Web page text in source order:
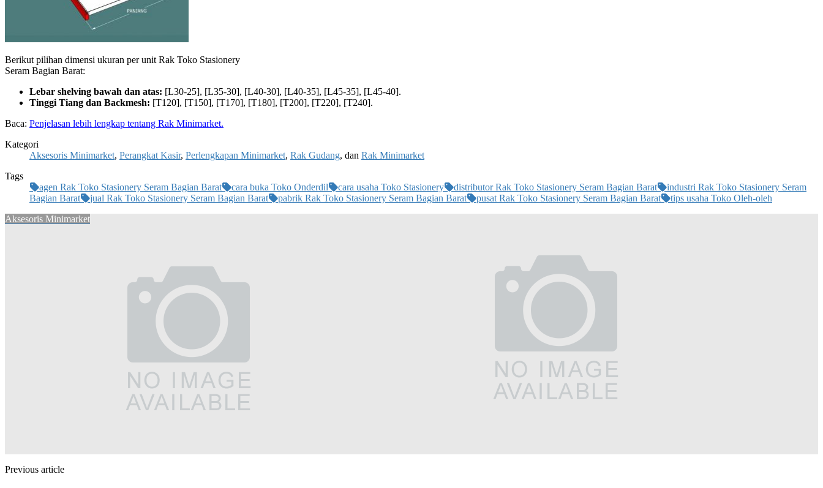
Berikut pilihan dimensi ukuran per unit Rak Toko Stasionery
Seram Bagian Barat:
Lebar shelving bawah dan atas: [L30-25], [L35-30], [L40-30], [L40-35], [L45-35], [L45-40].
Tinggi Tiang dan Backmesh: [T120], [T150], [T170], [T180], [T200], [T220], [T240].
Baca: Penjelasan lebih lengkap tentang Rak Minimarket.
Kategori
Aksesoris Minimarket, Perangkat Kasir, Perlengkapan Minimarket, Rak Gudang, dan Rak Minimarket
Tags
agen Rak Toko Stasionery Seram Bagian Barat
cara buka Toko Onderdil cara usaha Toko Stasionery distributor Rak Toko Stasionery Seram Bagian Barat
industri Rak Toko Stasionery Seram
Bagian Barat
jual Rak Toko Stasionery Seram Bagian Barat pabrik Rak Toko Stasionery Seram Bagian Barat pusat Rak Toko Stasionery Seram Bagian Barat
tips usaha Toko Oleh-oleh
Aksesoris Minimarket
Previous article